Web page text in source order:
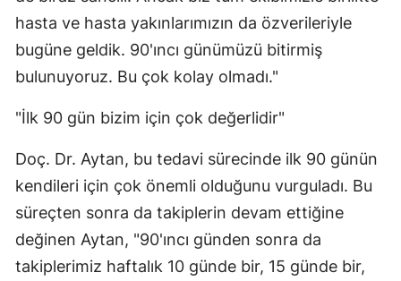
hasta ve hasta yakınlarımızın da özverileriyle
bugüne geldik. 90'ıncı günümüzü bitirmiş
bulunuyoruz. Bu çok kolay olmadı."
"İlk 90 gün bizim için çok değerlidir"
Doç. Dr. Aytan, bu tedavi sürecinde ilk 90 günün
kendileri için çok önemli olduğunu vurguladı. Bu
süreçten sonra da takiplerin devam ettiğine
değinen Aytan, "90'ıncı günden sonra da
takiplerimiz haftalık 10 günde bir, 15 günde bir,